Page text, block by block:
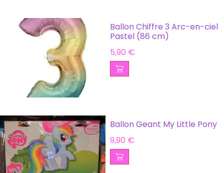
Ballon Chiffre 3 Arc-en-ciel
Pastel (86 cm)
5,90 €
Ballon Geant My Little Pony
9,90 €